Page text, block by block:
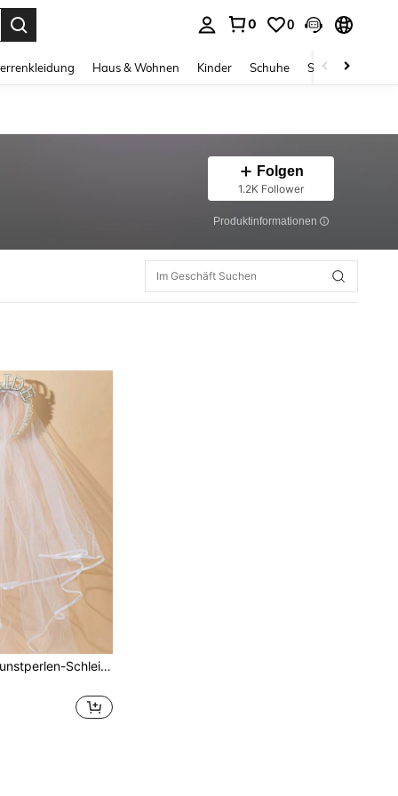
0 0
Haus & Wohnen Kinder Schuhe Schmuck &
Folgen
1.2K Follower
Produktinformationen
1 Stück weißes Kunstperlen-Schleier-Haarband, Hochzeitsdekoration, Braut-Verlobungs-Flitterwochen-Ehefrau-Geschenk, Hochzeitsfeier-Zubehör, Heimdekoration, Partydekoration, Sommer, Strand